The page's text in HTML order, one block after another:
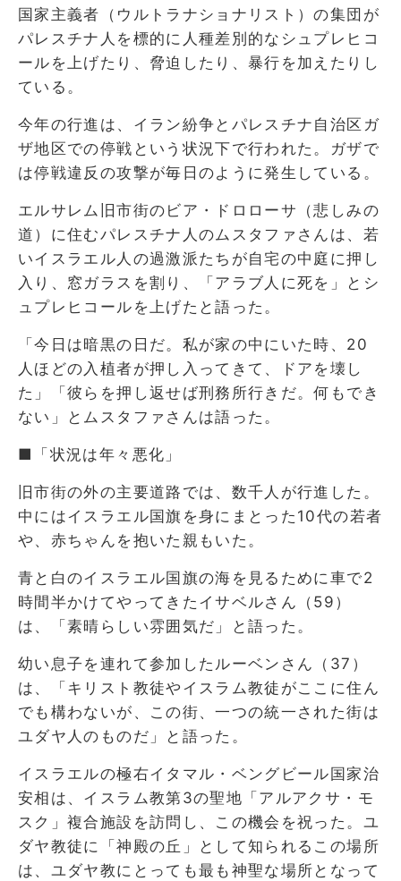
国家主義者（ウルトラナショナリスト）の集団が
パレスチナ人を標的に人種差別的なシュプレヒコ
ールを上げたり、脅迫したり、暴行を加えたりし
ている。
今年の行進は、イラン紛争とパレスチナ自治区ガ
ザ地区での停戦という状況下で行われた。ガザで
は停戦違反の攻撃が毎日のように発生している。
エルサレム旧市街のビア・ドロローサ（悲しみの
道）に住むパレスチナ人のムスタファさんは、若
いイスラエル人の過激派たちが自宅の中庭に押し
入り、窓ガラスを割り、「アラブ人に死を」とシ
ュプレヒコールを上げたと語った。
「今日は暗黒の日だ。私が家の中にいた時、20
人ほどの入植者が押し入ってきて、ドアを壊し
た」「彼らを押し返せば刑務所行きだ。何もでき
ない」とムスタファさんは語った。
■「状況は年々悪化」
旧市街の外の主要道路では、数千人が行進した。
中にはイスラエル国旗を身にまとった10代の若者
や、赤ちゃんを抱いた親もいた。
青と白のイスラエル国旗の海を見るために車で2
時間半かけてやってきたイサベルさん（59）
は、「素晴らしい雰囲気だ」と語った。
幼い息子を連れて参加したルーベンさん（37）
は、「キリスト教徒やイスラム教徒がここに住ん
でも構わないが、この街、一つの統一された街は
ユダヤ人のものだ」と語った。
イスラエルの極右イタマル・ベングビール国家治
安相は、イスラム教第3の聖地「アルアクサ・モ
スク」複合施設を訪問し、この機会を祝った。ユ
ダヤ教徒に「神殿の丘」として知られるこの場所
は、ユダヤ教にとっても最も神聖な場所となって